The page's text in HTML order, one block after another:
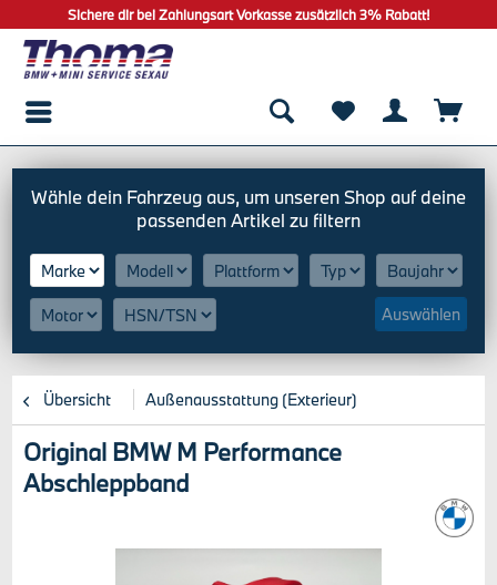
Sichere dir bei Zahlungsart Vorkasse zusätzlich 3% Rabatt!
Auswählen
Übersicht Außenausstattung (Exterieur)
Original BMW M Performance
Abschleppband